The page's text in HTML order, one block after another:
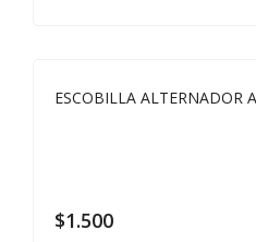
ESCOBILLA ALTERNADOR
$1.500